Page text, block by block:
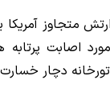
متجاوز آمریکا
اصابت پرتابه
دچار خسارت